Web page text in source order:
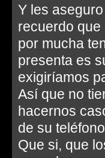
Y les
recuerdo que
por mucha
presenta es
exigiríamos
Así que no
hacernos
de su
Que si, que